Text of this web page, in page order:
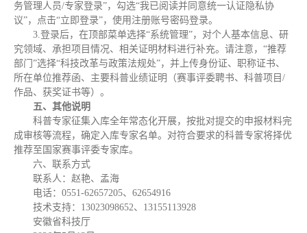
务管理人员/专家登录”，勾选“我已阅读并同意统一认证隐私协
议”，点击“立即登录”，使用注册账号密码登录。
3.登录后，在顶部菜单选择“系统管理”，对个人基本信息、研
究领域、承担项目情况、相关证明材料进行补充。请注意，“推荐
部门”选择“科技改革与政策法规处”，并上传身份证、职称证书、
所在单位推荐函、主要科普业绩证明（赛事评委聘书、科普项目/
作品、获奖证书等）。
五、其他说明
科普专家征集入库全年常态化开展，按批对提交的申报材料完
成审核等流程，确定入库专家名单。对符合要求的科普专家将择优
推荐至国家赛事评委专家库。
六、联系方式
联系人：赵艳、孟海
电话：0551-62657205、62654916
技术支持：13023098652、13155113928
安徽省科技厅